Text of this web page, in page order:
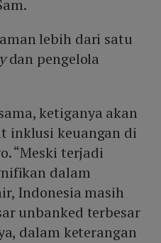
lebih dari satu
dan pengelola
ketiganya akan
inklusi keuangan di
“Meski terjadi
dalam
Indonesia masih
unbanked terbesar
dalam keterangan